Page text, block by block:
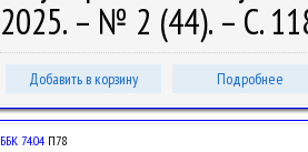
2025. – № 2 (44). – С.
Добавить в корзину Подробнее
ББК 74.04 П78